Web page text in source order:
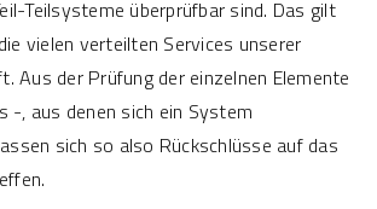
Teilsysteme überprüfbar sind. Das gilt
vielen verteilten Services unserer
Aus der Prüfung der einzelnen Elemente
-, aus denen sich ein System
sich so also Rückschlüsse auf das